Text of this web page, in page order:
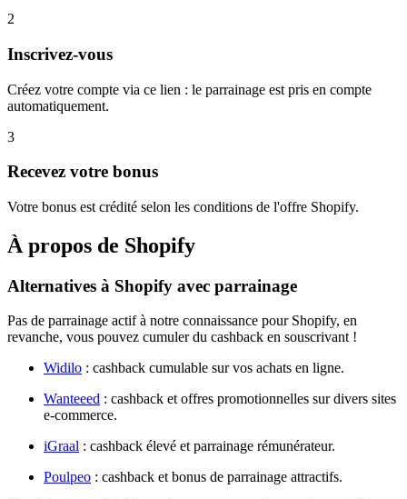
2
Inscrivez-vous
Créez votre compte via ce lien : le parrainage est pris en compte
automatiquement.
3
Recevez votre bonus
Votre bonus est crédité selon les conditions de l'offre Shopify.
À propos de Shopify
Alternatives à Shopify avec parrainage
Pas de parrainage actif à notre connaissance pour Shopify, en
revanche, vous pouvez cumuler du cashback en souscrivant !
Widilo : cashback cumulable sur vos achats en ligne.
Wanteeed : cashback et offres promotionnelles sur divers sites
e-commerce.
iGraal : cashback élevé et parrainage rémunérateur.
Poulpeo : cashback et bonus de parrainage attractifs.